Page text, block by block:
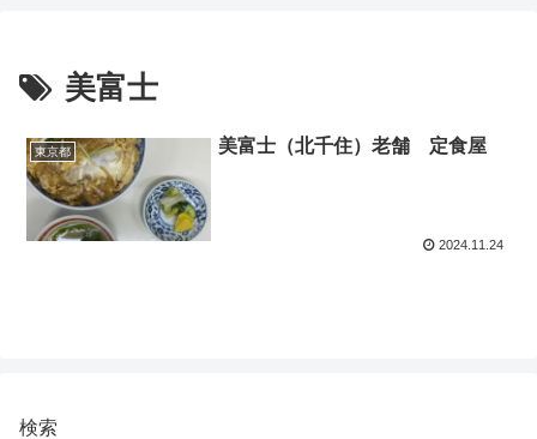
美富士
東京都 美富士（北千住）老舗 定食屋
2024.11.24
検索